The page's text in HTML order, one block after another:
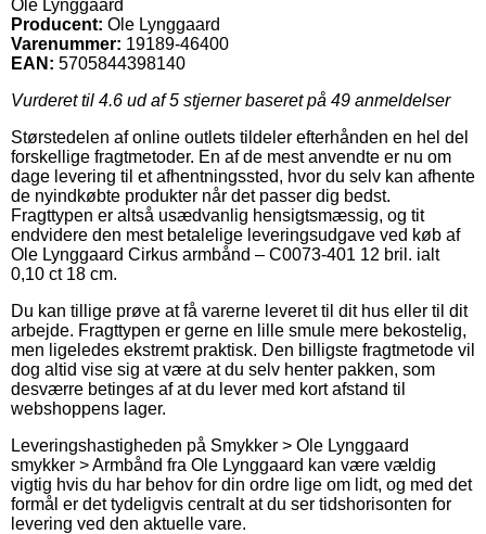
Ole Lynggaard
Producent: Ole Lynggaard
Varenummer: 19189-46400
EAN: 5705844398140
Vurderet til 4.6 ud af 5 stjerner baseret på 49 anmeldelser
Størstedelen af online outlets tildeler efterhånden en hel del
forskellige fragtmetoder. En af de mest anvendte er nu om
dage levering til et afhentningssted, hvor du selv kan afhente
de nyindkøbte produkter når det passer dig bedst.
Fragttypen er altså usædvanlig hensigtsmæssig, og tit
endvidere den mest betalelige leveringsudgave ved køb af
Ole Lynggaard Cirkus armbånd – C0073-401 12 bril. ialt
0,10 ct 18 cm.
Du kan tillige prøve at få varerne leveret til dit hus eller til dit
arbejde. Fragttypen er gerne en lille smule mere bekostelig,
men ligeledes ekstremt praktisk. Den billigste fragtmetode vil
dog altid vise sig at være at du selv henter pakken, som
desværre betinges af at du lever med kort afstand til
webshoppens lager.
Leveringshastigheden på Smykker > Ole Lynggaard
smykker > Armbånd fra Ole Lynggaard kan være vældig
vigtig hvis du har behov for din ordre lige om lidt, og med det
formål er det tydeligvis centralt at du ser tidshorisonten for
levering ved den aktuelle vare.